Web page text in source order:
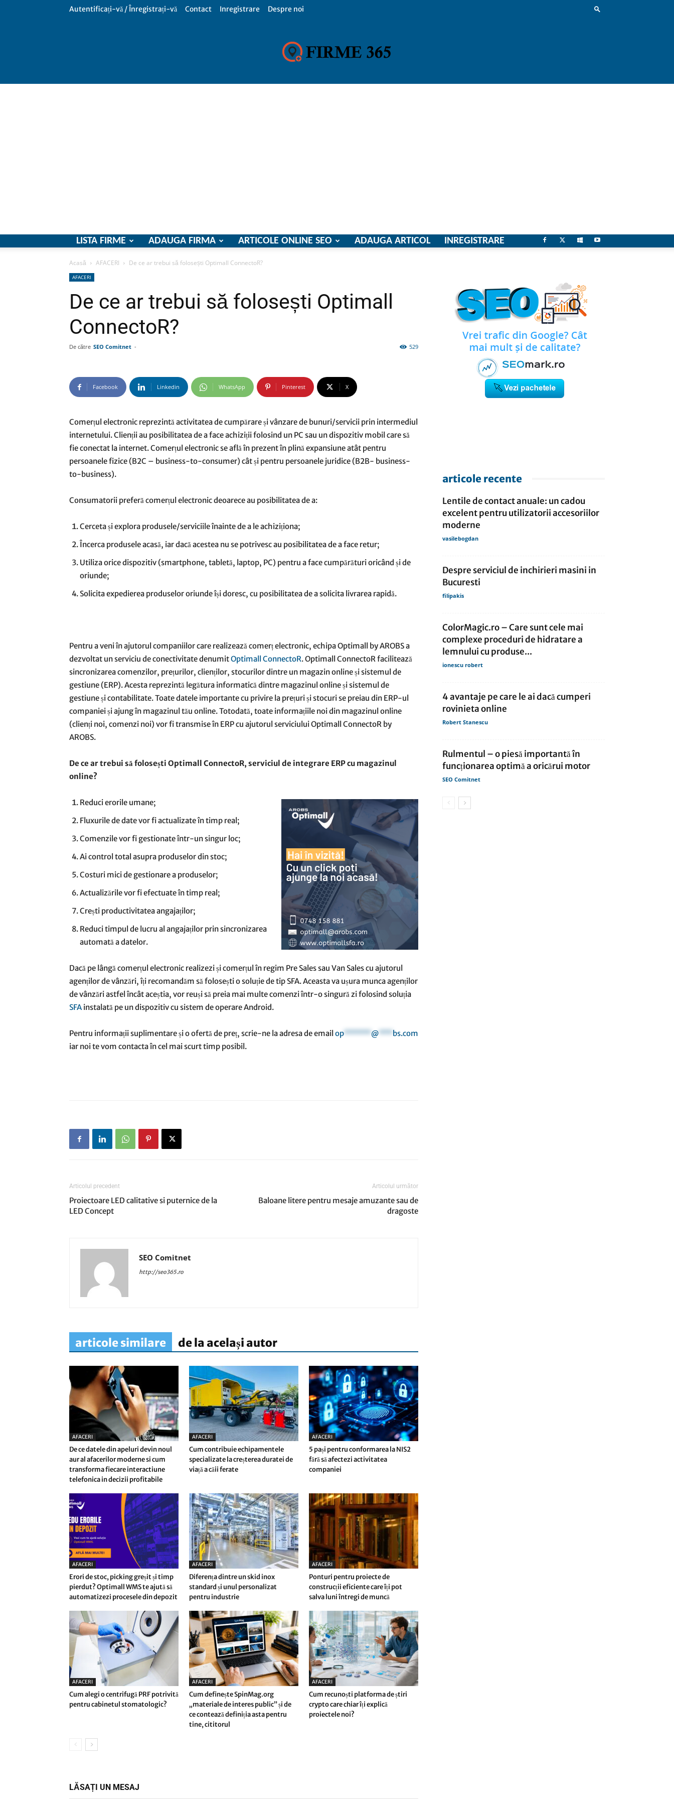
Autentificați-vă / Înregistrați-vă Contact Inregistrare Despre noi
comunicate
LISTA FIRME ADAUGA FIRMA ARTICOLE ONLINE SEO ADAUGA ARTICOL INREGISTRARE
Acasă AFACERI De ce ar trebui să folosești Optimall ConnectoR?
AFACERI
De ce ar trebui să folosești Optimall
ConnectoR?
De către SEO Comitnet - 529
Facebook Linkedin WhatsApp Pinterest X
Comerțul electronic reprezintă activitatea de cumpărare și vânzare de bunuri/servicii prin intermediul
internetului. Clienții au posibilitatea de a face achiziții folosind un PC sau un dispozitiv mobil care să
fie conectat la internet. Comerțul electronic se află în prezent în plină expansiune atât pentru
persoanele fizice (B2C – business-to-consumer) cât și pentru persoanele juridice (B2B- business-
to-business).
Consumatorii preferă comerțul electronic deoarece au posibilitatea de a:
Cerceta și explora produsele/serviciile înainte de a le achiziționa;
Încerca produsele acasă, iar dacă acestea nu se potrivesc au posibilitatea de a face retur;
Utiliza orice dispozitiv (smartphone, tabletă, laptop, PC) pentru a face cumpărături oricând și de
oriunde;
Solicita expedierea produselor oriunde își doresc, cu posibilitatea de a solicita livrarea rapidă.
Pentru a veni în ajutorul companiilor care realizează comerț electronic, echipa Optimall by AROBS a
dezvoltat un serviciu de conectivitate denumitOptimall ConnectoR. Optimall ConnectoR facilitează
sincronizarea comenzilor, prețurilor, clienților, stocurilor dintre un magazin online și sistemul de
gestiune (ERP). Acesta reprezintă legătura informatică dintre magazinul online și sistemul de
gestiune și contabilitate. Toate datele importante cu privire la prețuri și stocuri se preiau din ERP-ul
companiei și ajung în magazinul tău online. Totodată, toate informațiile noi din magazinul online
(clienți noi, comenzi noi) vor fi transmise în ERP cu ajutorul serviciului Optimall ConnectoR by
AROBS.
De ce ar trebui să folosești Optimall ConnectoR, serviciul de integrare ERP cu magazinul
online?
Reduci erorile umane;
Fluxurile de date vor fi actualizate în timp real;
Comenzile vor fi gestionate într-un singur loc;
Ai control total asupra produselor din stoc;
Costuri mici de gestionare a produselor;
Actualizările vor fi efectuate în timp real;
Crești productivitatea angajaților;
Reduci timpul de lucru al angajaților prin sincronizarea
automată a datelor.
Dacă pe lângă comerțul electronic realizezi și comerțul în regim Pre Sales sau Van Sales cu ajutorul
agenților de vânzări, îți recomandăm să folosești o soluție de tip SFA. Aceasta va ușura munca agenților
de vânzări astfel încât aceștia, vor reuși să preia mai multe comenzi într-o singură zi folosind soluția
SFA instalată pe un dispozitiv cu sistem de operare Android.
Pentru informații suplimentare și o ofertă de preț, scrie-ne la adresa de email op******@***bs.com
iar noi te vom contacta în cel mai scurt timp posibil.
Articolul precedent
Proiectoare LED calitative si puternice de la
LED Concept
Articolul următor
Baloane litere pentru mesaje amuzante sau de
dragoste
SEO Comitnet
http://seo365.ro
articole similare de la același autor
AFACERI
De ce datele din apeluri devin noul
aur al afacerilor moderne si cum
transforma fiecare interactiune
telefonica in decizii profitabile
AFACERI
Cum contribuie echipamentele
specializate la creșterea duratei de
viață a căii ferate
AFACERI
5 pași pentru conformarea la NIS2
fără să afectezi activitatea
companiei
AFACERI
Erori de stoc, picking greșit și timp
pierdut? Optimall WMS te ajută să
automatizezi procesele din depozit
AFACERI
Diferența dintre un skid inox
standard și unul personalizat
pentru industrie
AFACERI
Ponturi pentru proiecte de
construcții eficiente care îți pot
salva luni întregi de muncă
AFACERI
Cum alegi o centrifugă PRF potrivită
pentru cabinetul stomatologic?
AFACERI
Cum definește SpinMag.org
„materiale de interes public” și de
ce contează definiția asta pentru
tine, cititorul
AFACERI
Cum recunoști platforma de știri
crypto care chiar îți explică
proiectele noi?
LĂSAȚI UN MESAJ
articole recente
Lentile de contact anuale: un cadou
excelent pentru utilizatorii accesoriilor
moderne
vasilebogdan
Despre serviciul de inchirieri masini in
Bucuresti
filipakis
ColorMagic.ro – Care sunt cele mai
complexe proceduri de hidratare a
lemnului cu produse...
ionescu robert
4 avantaje pe care le ai dacă cumperi
rovinieta online
Robert Stanescu
Rulmentul – o piesă importantă în
funcționarea optimă a oricărui motor
SEO Comitnet